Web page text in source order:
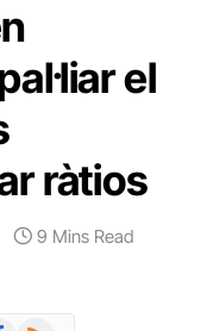
el
ràtios
9 Mins Read